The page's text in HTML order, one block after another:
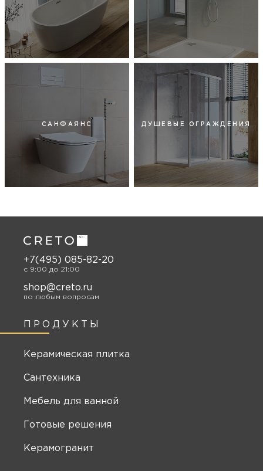
САНФАЯНС ДУШЕВЫЕ ОГРАЖДЕНИЯ
ПРОДУКТЫ
Керамическая плитка
Сантехника
Мебель для ванной
Готовые решения
Керамогранит
+7(495) 085-82-20
c 9:00 до 21:00
shop@creto.ru
по любым вопросам